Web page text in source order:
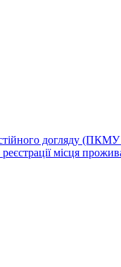
догляду
місця